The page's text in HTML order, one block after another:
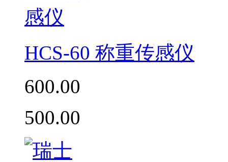
HCS-60 称重传感仪
600.00
500.00